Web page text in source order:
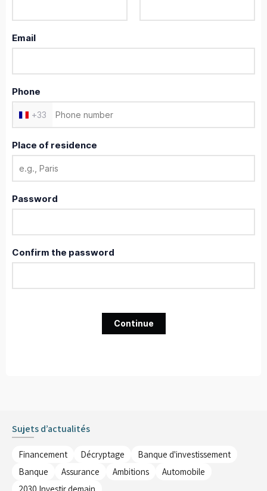
Email
Phone
+33
Place of residence
Password
Confirm the password
Continue
Sujets d’actualités
Financement Décryptage
Banque d'investissement
Banque
Assurance Ambitions
Automobile